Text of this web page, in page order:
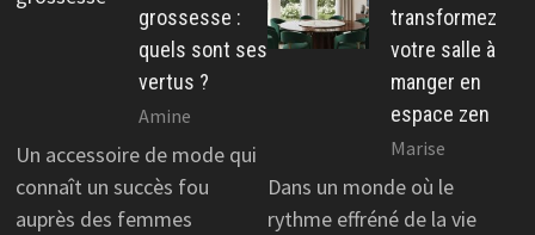
grossesse :
quels sont ses
vertus ?
Amine
Un accessoire de mode qui
connaît un succès fou
auprès des femmes
transformez
votre salle à
manger en
espace zen
Marise
Dans un monde où le
rythme effréné de la vie